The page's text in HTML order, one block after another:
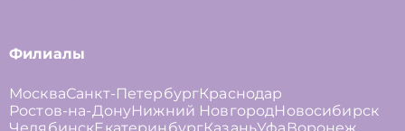
Филиалы
МоскваСанкт-ПетербургКраснодар
Ростов-на-ДонуНижний НовгородНовосибирск